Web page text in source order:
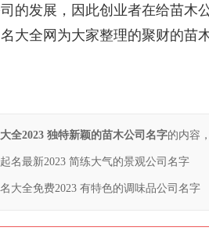
的发展，因此创业者在给苗木
大全网为大家整理的聚财的苗
全2023 独特新颖的苗木公司名字的内容
名最新2023 简练大气的景观公司名字
大全免费2023 有特色的调味品公司名字